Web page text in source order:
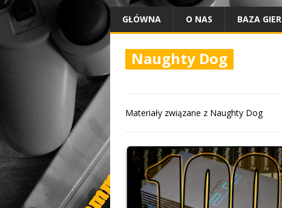
GŁÓWNA O NAS BAZA GIER
Naughty Dog
Materiały związane z Naughty Dog